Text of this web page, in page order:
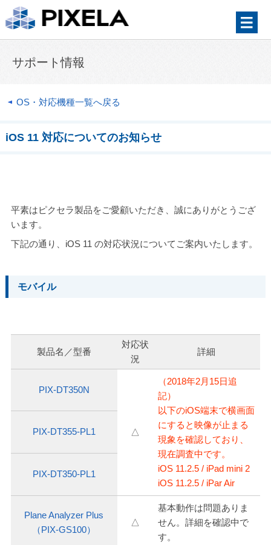
サポート情報
OS・対応機種一覧へ戻る
iOS 11 対応についてのお知らせ
平素はピクセラ製品をご愛顧いただき、誠にありがとうござ
います。
下記の通り、iOS 11 の対応状況についてご案内いたします。
モバイル
製品名／型番
対応状
況
詳細
PIX-DT350N
△
（2018年2月15日追
記）
以下のiOS端末で横画面
にすると映像が止まる
現象を確認しており、
現在調査中です。
iOS 11.2.5 / iPad mini 2
iOS 11.2.5 / iPar Air
PIX-DT355-PL1
PIX-DT350-PL1
Plane Analyzer Plus
（PIX-GS100）
△
基本動作は問題ありま
せん。詳細を確認中で
す。